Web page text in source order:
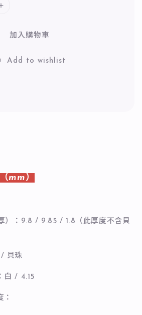
加入購物車
Add to wishlist
mm）
）：9.8 / 9.85 / 1.8（此厚度不含貝
/ 貝珠
白 / 4.15